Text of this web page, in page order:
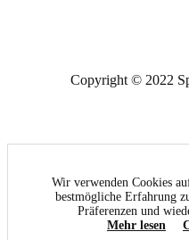
Copyright © 2022
Wir verwenden Cookies
bestmögliche Erfahrung
Präferenzen und
Mehr lesen